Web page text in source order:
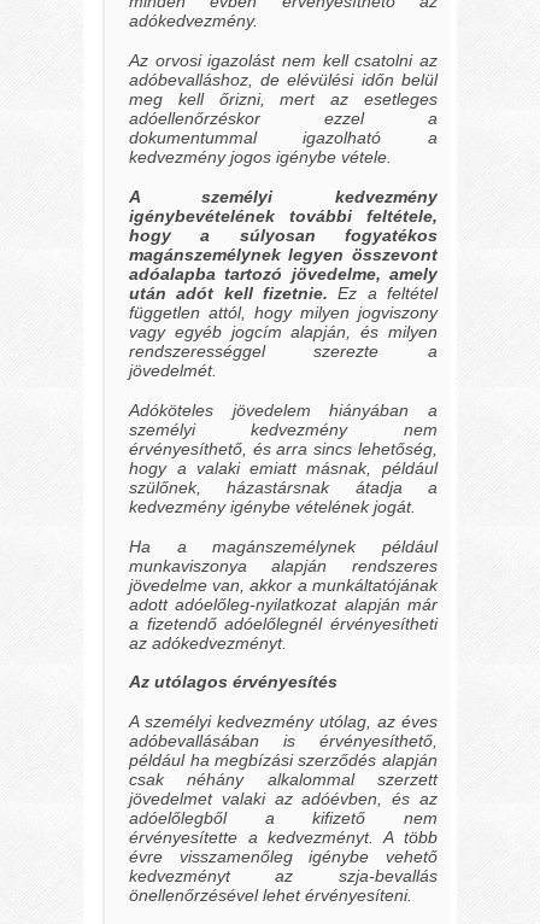
adókedvezmény.
Az orvosi igazolást nem kell csatolni az
adóbevalláshoz, de elévülési időn belül
meg kell őrizni, mert az esetleges
adóellenőrzéskor ezzel a
dokumentummal igazolható a
kedvezmény jogos igénybe vétele.
A személyi kedvezmény
igénybevételének további feltétele,
hogy a súlyosan fogyatékos
magánszemélynek legyen összevont
adóalapba tartozó jövedelme, amely
után adót kell fizetnie.Ez a feltétel
független attól, hogy milyen jogviszony
vagy egyéb jogcím alapján, és milyen
rendszerességgel szerezte a
jövedelmét.
Adóköteles jövedelem hiányában a
személyi kedvezmény nem
érvényesíthető, és arra sincs lehetőség,
hogy a valaki emiatt másnak, például
szülőnek, házastársnak átadja a
kedvezmény igénybe vételének jogát.
Ha a magánszemélynek például
munkaviszonya alapján rendszeres
jövedelme van, akkor a munkáltatójának
adott adóelőleg-nyilatkozat alapján már
a fizetendő adóelőlegnél érvényesítheti
az adókedvezményt.
Az utólagos érvényesítés
A személyi kedvezmény utólag, az éves
adóbevallásában is érvényesíthető,
például ha megbízási szerződés alapján
csak néhány alkalommal szerzett
jövedelmet valaki az adóévben, és az
adóelőlegből a kifizető nem
érvényesítette a kedvezményt. A több
évre visszamenőleg igénybe vehető
kedvezményt az szja-bevallás
önellenőrzésével lehet érvényesíteni.